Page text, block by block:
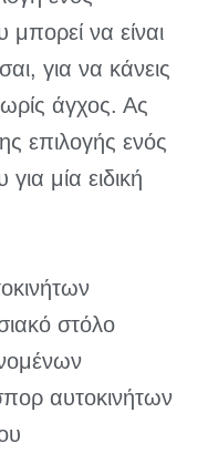
μπορεί να είναι
για να κάνεις
άγχος. Ας
επιλογής ενός
μία ειδική
στόλο
αυτοκινήτων